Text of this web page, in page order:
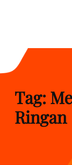
Tag:
Ringan